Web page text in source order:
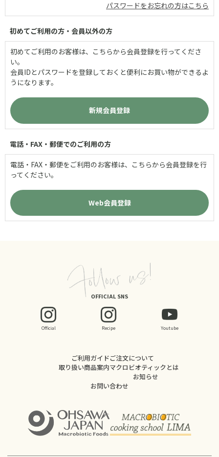
パスワードをお忘れの方はこちら
初めてご利用の方・会員以外の方
初めてご利用のお客様は、こちらから会員登録を行ってくださ
い。
会員IDとパスワードを登録しておくと便利にお買い物ができるよ
うになります。
電話・FAX・郵便でのご利用の方
電話・FAX・郵便をご利用のお客様は、こちらから会員登録を行
ってください。
OFFICIAL SNS
Official Recipe Youtube
ご利用ガイドご注文について
取り扱い商品案内マクロビオティックとは
お知らせ
お問い合わせ